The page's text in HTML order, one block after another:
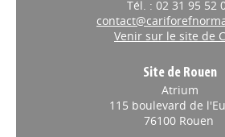
Tél. : 02 31 95 52
Venir sur le site de
Site de Rouen
Atrium
115 boulevard de
76100 Rouen